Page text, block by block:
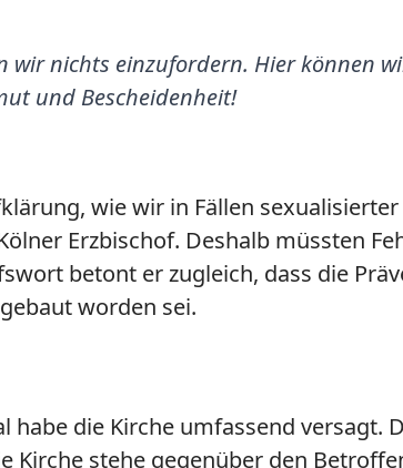
wir nichts einzufordern. Hier können
und Bescheidenheit!
wie wir in Fällen
Erzbischof. Deshalb müssten
betont er zugleich, dass die
worden sei.
habe die Kirche umfassend versagt.
stehe gegenüber den